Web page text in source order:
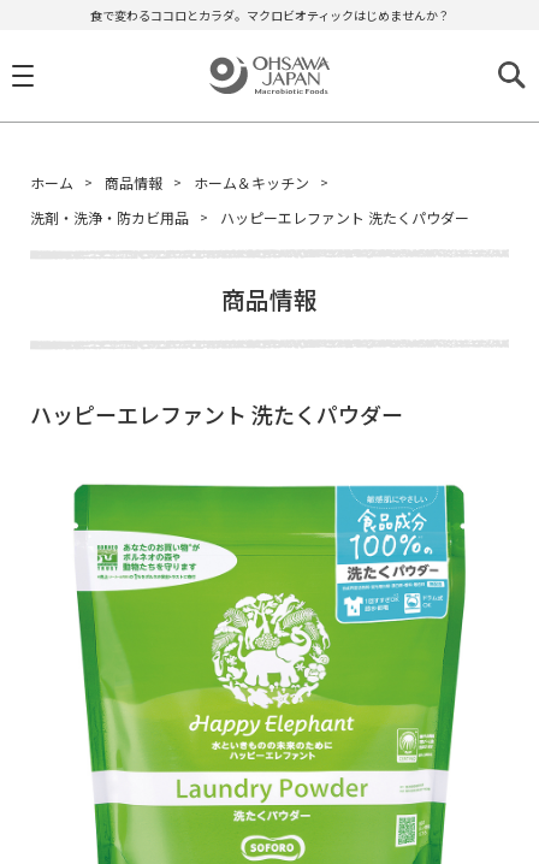
食で変わるココロとカラダ。マクロビオティックはじめませんか？
ホーム 商品情報
ホーム＆キッチン
洗剤・洗浄・防カビ用品
ハッピーエレファント 洗たくパウダー
商品情報
ハッピーエレファント 洗たくパウダー